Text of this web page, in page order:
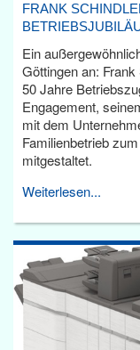
FRANK
Ein
Göttingen an:
50 Jahre
Engagement,
mit dem
Familienbetrieb
mitgestaltet.
Weiterlesen...